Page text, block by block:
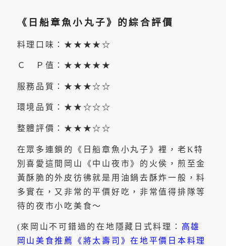
《日船章魚小丸子》的綜合評價
料理口味：★★★★☆
Ｃ Ｐ值：★★★★★
服務品質：★★★☆☆
環境品質：★★☆☆☆
整體評價：★★★☆☆
在眾多連鎖的《日船章魚小丸子》裡，老K特
別喜愛這間岡山《中山夜市》的火侯，煎至金
黃酥脆的外皮彷彿就是用油鍋去酥炸一般，料
多實在，又非常的平價好吃，非常值得排隊等
待的夜市小吃美食～
(來岡山不可錯過的在地隱藏日式料理： 高雄
岡山美食推薦《將太壽司》在地平價日本料理